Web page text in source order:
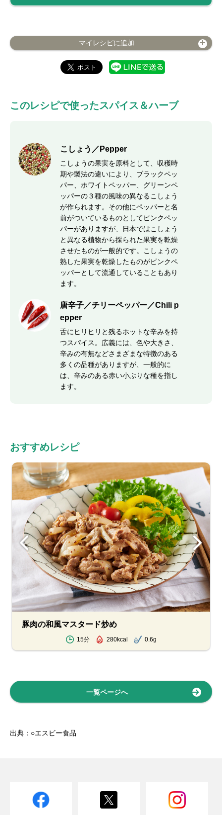
マイレシピに追加
このレシピで使ったスパイス＆ハーブ
こしょう／Pepper
こしょうの果実を原料として、収穫時
期や製法の違いにより、ブラックペッ
パー、ホワイトペッパー、グリーンペ
ッパーの３種の風味の異なるこしょう
が作られます。その他にペッパーと名
前がついているものとしてピンクペッ
パーがありますが、日本ではこしょう
と異なる植物から採られた果実を乾燥
させたものが一般的です。こしょうの
熟した果実を乾燥したものがピンクペ
ッパーとして流通していることもあり
ます。
唐辛子／チリーペッパー／Chili p
epper
舌にヒリヒリと残るホットな辛みを持
つスパイス。広義には、色や大きさ、
辛みの有無などさまざまな特徴のある
多くの品種がありますが、一般的に
は、辛みのある赤い小ぶりな種を指し
ます。
おすすめレシピ
豚肉の和風マスタード炒め
15分 280kcal 0.6g
一覧ページへ
出典：○エスビー食品